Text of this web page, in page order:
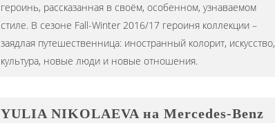
героинь, рассказанная в своём, особенном, узнаваемом
стиле. В сезоне Fall-Winter 2016/17 героиня коллекции –
заядлая путешественница: иностранный колорит, искусство,
культура, новые люди и новые отношения.
YULIA NIKOLAEVA на Mercedes-Benz